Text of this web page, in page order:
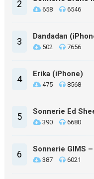
2
658 6546
3 Dandadan
502 7656
4 Erika (iPhone)
475 8568
5 Sonnerie Ed
390 6680
6 Sonnerie GIMS –
387 6021